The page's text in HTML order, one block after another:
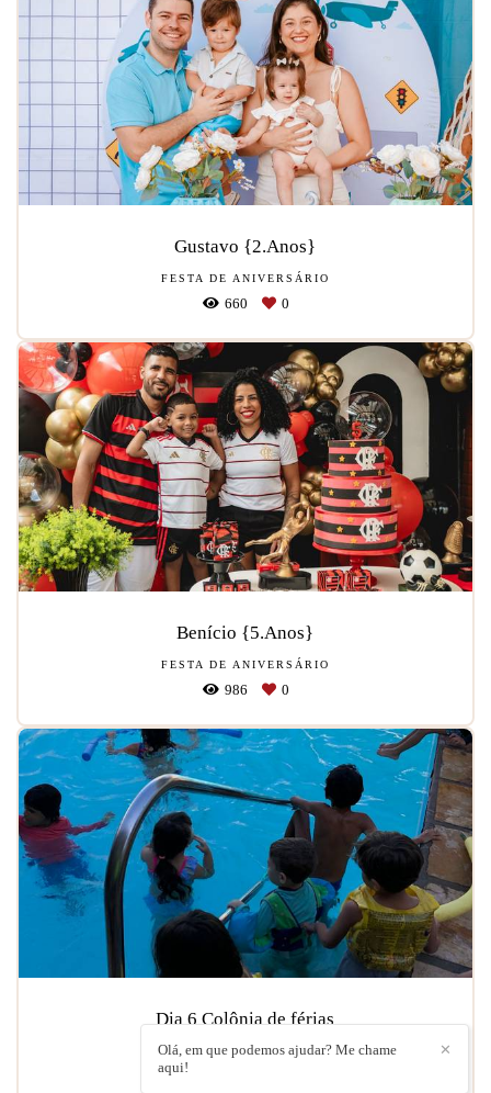
Gustavo {2.Anos}
FESTA DE ANIVERSÁRIO
660 0
Benício {5.Anos}
FESTA DE ANIVERSÁRIO
986 0
Dia 6 Colônia de férias
COLÔNIA DE FÉRIAS ✕
Olá, em que podemos ajudar? Me chame
aqui!